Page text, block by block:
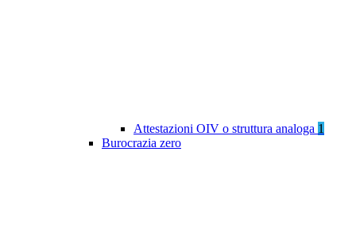
Attestazioni OIV o struttura analoga 1
Burocrazia zero